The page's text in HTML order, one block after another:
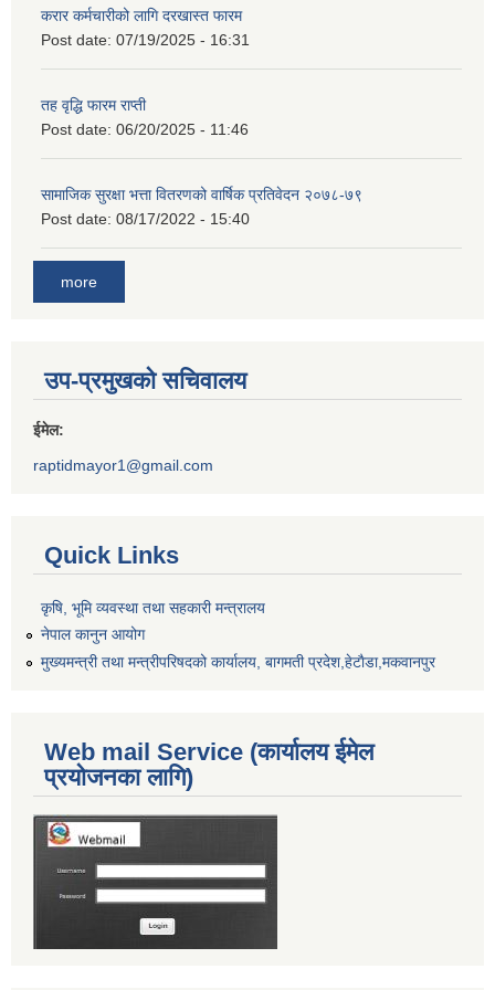
करार कर्मचारीको लागि दरखास्त फारम
Post date: 07/19/2025 - 16:31
तह वृद्धि फारम राप्ती
Post date: 06/20/2025 - 11:46
सामाजिक सुरक्षा भत्ता वितरणको वार्षिक प्रतिवेदन २०७८-७९
Post date: 08/17/2022 - 15:40
more
उप-प्रमुखको सचिवालय
ईमेल:
raptidmayor1@gmail.com
Quick Links
कृषि, भूमि व्यवस्था तथा सहकारी मन्त्रालय
नेपाल कानुन आयोग
मुख्यमन्त्री तथा मन्त्रीपरिषदको कार्यालय, बागमती प्रदेश,हेटाैडा,मकवानपुर
Web mail Service (कार्यालय ईमेल
प्रयोजनका लागि)